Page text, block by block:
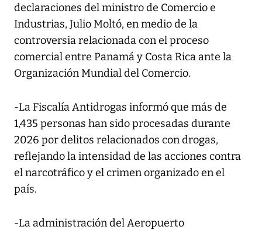
declaraciones del ministro de Comercio e
Industrias, Julio Moltó, en medio de la
controversia relacionada con el proceso
comercial entre Panamá y Costa Rica ante la
Organización Mundial del Comercio.
-La Fiscalía Antidrogas informó que más de
1,435 personas han sido procesadas durante
2026 por delitos relacionados con drogas,
reflejando la intensidad de las acciones contra
el narcotráfico y el crimen organizado en el
país.
-La administración del Aeropuerto